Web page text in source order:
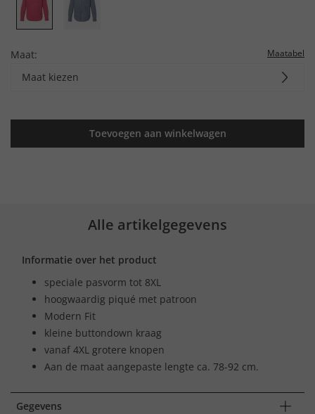
Maat: Maatabel
Maat kiezen
Toevoegen aan winkelwagen
Alle artikelgegevens
Informatie over het product
speciale pasvorm tot 8XL
hoogwaardig piqué met patroon
Modern Fit
kleine buttondown kraag
vanaf 4XL grotere knopen
Aan de maat aangepaste lengte ca. 78-92 cm.
Gegevens